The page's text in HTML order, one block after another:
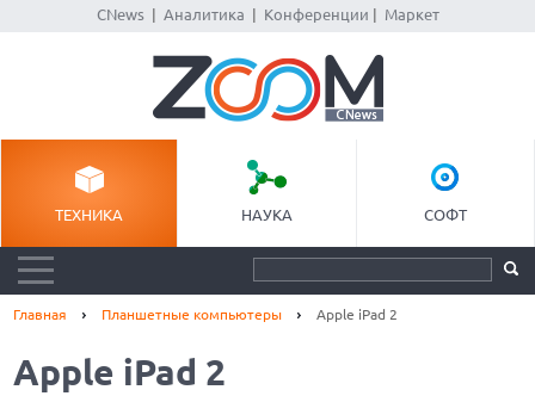
CNews| Аналитика Конференции Маркет
ТЕХНИКА НАУКА СОФТ
Главная Планшетные компьютеры Apple iPad 2
Apple iPad 2